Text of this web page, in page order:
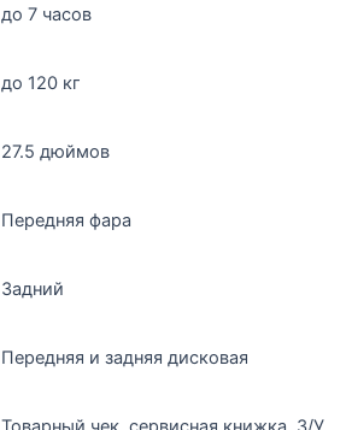
до 7 часов
до 120 кг
27.5 дюймов
Передняя фара
Задний
Передняя и задняя дисковая